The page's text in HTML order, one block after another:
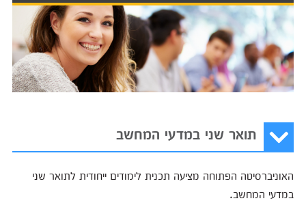
תואר שני במדעי המחשב
האוניברסיטה הפתוחה מציעה תכנית לימודים ייחודית לתואר שני
במדעי המחשב.